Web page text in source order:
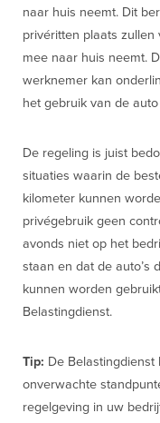
naar huis neemt. Dit
privéritten plaats
mee naar huis neemt.
werknemer kan
het gebruik van de
De regeling is juist
situaties waarin de
kilometer kunnen
privégebruik geen
avonds niet op het
staan en dat de auto’s
kunnen worden
Belastingdienst.
Tip: De
onverwachte
regelgeving in uw